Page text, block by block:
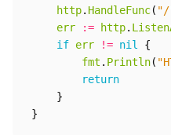
http. HandleFunc( "/
err
:= http.
if err != nil
{
fmt . Println(
return
}
}